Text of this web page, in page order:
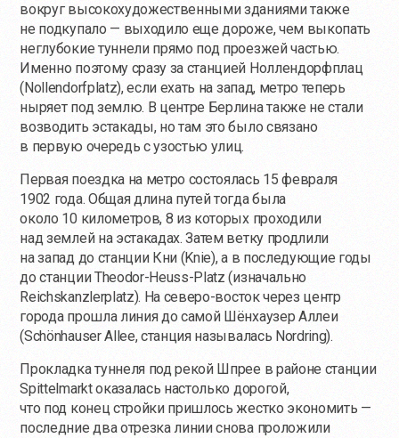
вокруг высокохудожественными зданиями также
не подкупало — выходило еще дороже, чем выкопать
неглубокие туннели прямо под проезжей частью.
Именно поэтому сразу за станцией Ноллендорфплац
(Nollendorfplatz), если ехать на запад, метро теперь
ныряет под землю. В центре Берлина также не стали
возводить эстакады, но там это было связано
в первую очередь с узостью улиц.
Первая поездка на метро состоялась 15 февраля
1902 года. Общая длина путей тогда была
около 10 километров, 8 из которых проходили
над землей на эстакадах. Затем ветку продлили
на запад до станции Кни (Knie), а в последующие годы
до станции Theodor-Heuss-Platz (изначально
Reichskanzlerplatz). На северо-восток через центр
города прошла линия до самой Шёнхаузер Аллеи
(Schönhauser Allee, станция называлась Nordring).
Прокладка туннеля под рекой Шпрее в районе станции
Spittelmarkt оказалась настолько дорогой,
что под конец стройки пришлось жестко экономить —
последние два отрезка линии снова проложили